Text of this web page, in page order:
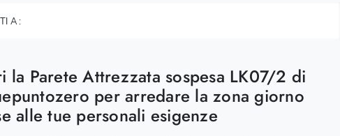
A :
la Parete Attrezzata sospesa LK07/2 di
per arredare la zona giorno
alle tue personali esigenze